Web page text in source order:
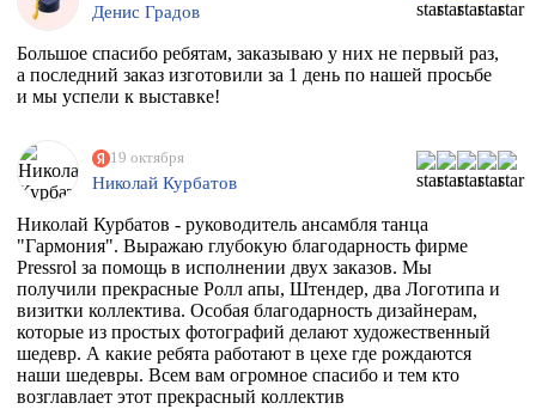
Денис Градов
Большое спасибо ребятам, заказываю у них не первый раз,
а последний заказ изготовили за 1 день по нашей просьбе
и мы успели к выставке!
19 октября
Николай Курбатов
Николай Курбатов - руководитель ансамбля танца
"Гармония". Выражаю глубокую благодарность фирме
Pressrol за помощь в исполнении двух заказов. Мы
получили прекрасные Ролл апы, Штендер, два Логотипа и
визитки коллектива. Особая благодарность дизайнерам,
которые из простых фотографий делают художественный
шедевр. А какие ребята работают в цехе где рождаются
наши шедевры. Всем вам огромное спасибо и тем кто
возглавлает этот прекрасный коллектив